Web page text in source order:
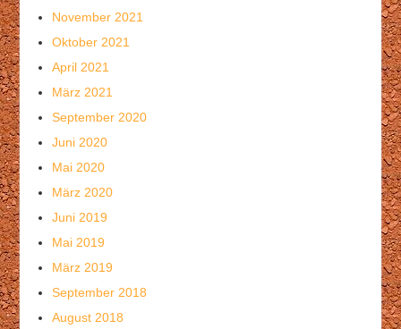
November 2021
Oktober 2021
April 2021
März 2021
September 2020
Juni 2020
Mai 2020
März 2020
Juni 2019
Mai 2019
März 2019
September 2018
August 2018